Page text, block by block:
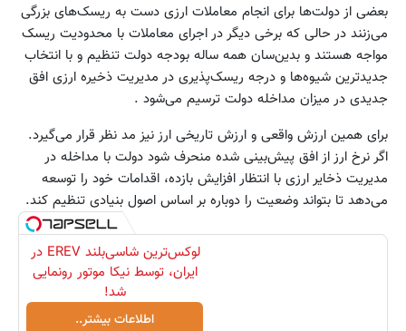
بعضی از دولت‌ها برای انجام معاملات ارزی دست به ریسک‌های بزرگی
می‌زنند در حالی که برخی دیگر در اجرای معاملات با محدودیت ریسک
مواجه هستند و بدین‌سان همه ساله بودجه دولت تنظیم و با انتخاب
جدیدترین شیوه‌ها و درجه ریسک‌پذیری در مدیریت ذخیره ارزی افق
جدیدی در میزان مداخله دولت ترسیم می‌شود .
برای همین ارزش واقعی و ارزش تاریخی ارز نیز مد نظر قرار می‌گیرد.
اگر نرخ ارز از افق پیش‌بینی شده منحرف شود دولت با مداخله در
مدیریت ذخایر ارزی با انتظار افزایش بازده، اقدامات خود را توسعه
می‌دهد تا بتواند وضعیت را دوباره بر اساس اصول بنیادی تنظیم کند.
لوکس‌ترین شاسی‌بلند EREV در
ایران، توسط نیکا موتور رونمایی
شد!
اطلاعات بیشتر..